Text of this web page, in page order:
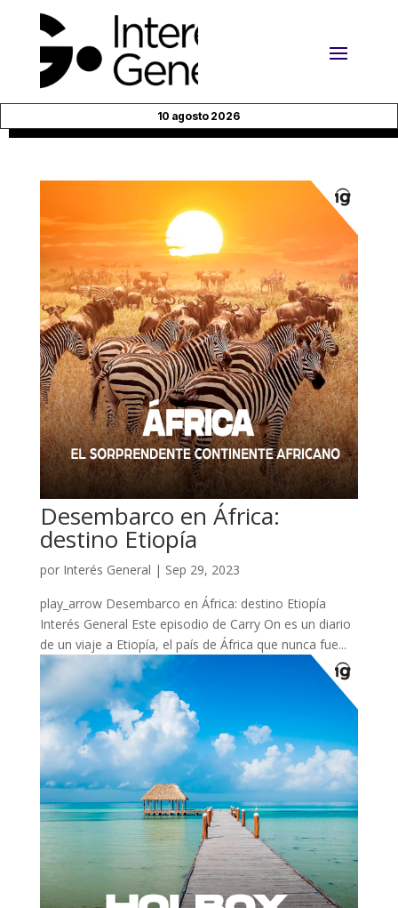
10 agosto 2026
Desembarco en África:
destino Etiopía
por Interés General | Sep 29, 2023
play_arrow Desembarco en África: destino Etiopía
Interés General Este episodio de Carry On es un diario
de un viaje a Etiopía, el país de África que nunca fue...